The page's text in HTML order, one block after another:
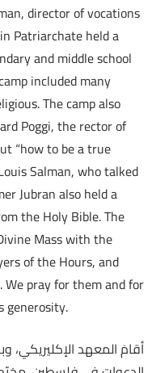
director of vocations
Patriarchate held a
and middle school
included many
The camp also
Poggi, the rector of
“how to be a true
Salman, who talked
Jubran also held a
the Holy Bible. The
Mass with the
of the Hours, and
We pray for them and for
generosity.
أقامَ المعهد